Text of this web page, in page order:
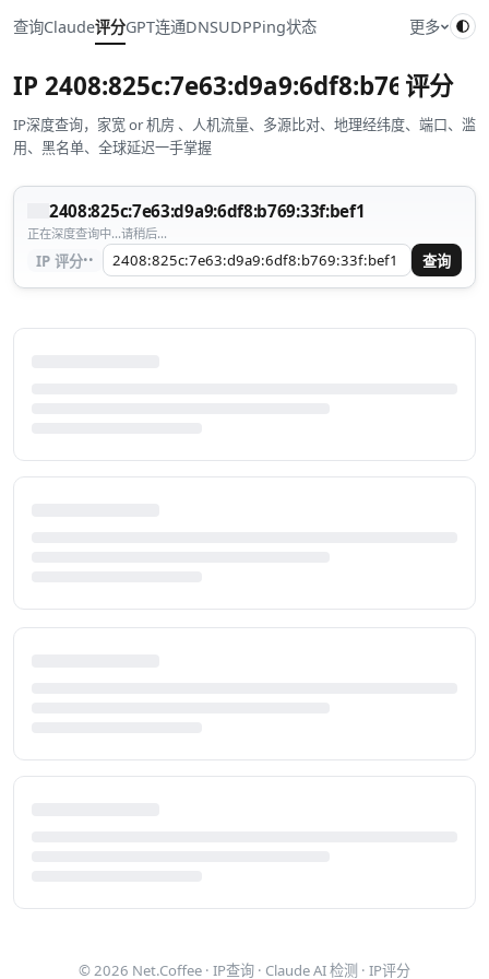
查询Claude评分GPT连通DNSUDPPing状态 更多
IP 评分
IP深度查询，家宽 or 机房 、人机流量、多源比对、地理经纬度、端口、滥
用、黑名单、全球延迟一手掌握
2408:825c:7e63:d9a9:6df8:b769:33f:bef1
正在深度查询中...请稍后...
IP 评分·· 查询
© 2026 Net.Coffee · IP查询 · Claude AI 检测 · IP评分